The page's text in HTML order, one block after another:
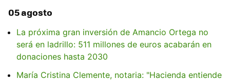
05 agosto
La próxima gran inversión de Amancio Ortega no
será en ladrillo: 511 millones de euros acabarán en
donaciones hasta 2030
María Cristina Clemente, notaria: "Hacienda entiende